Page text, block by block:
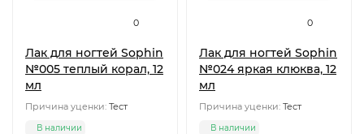
0
Лак для ногтей Sophin
№005 теплый корал, 12
мл
Причина уценки: Тест
В наличии
0
Лак для ногтей Sophin
№024 яркая клюква, 12
мл
Причина уценки: Тест
В наличии